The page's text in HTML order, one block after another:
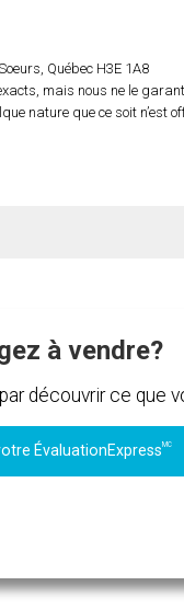
Québec H3E 1A8
mais nous ne le
nature que ce soit n’est
à vendre?
découvrir ce que
ÉvaluationExpressMC